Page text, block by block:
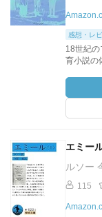
感想・レ
18世紀
育小説の
エミー
ルソー
115